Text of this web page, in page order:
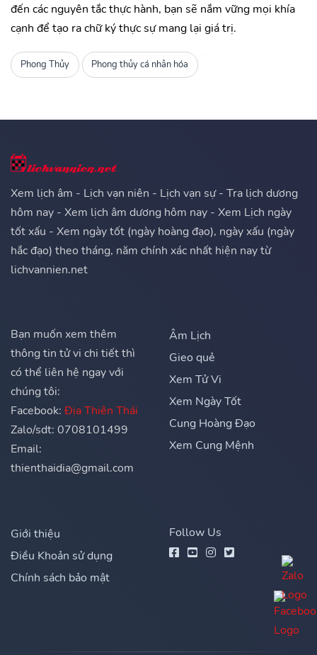
đến các nguyên tắc thực hành, bạn sẽ nắm vững mọi khía
cạnh để tạo ra chữ ký thực sự mang lại giá trị.
Phong Thủy Phong thủy cá nhân hóa
Xem lịch âm - Lịch vạn niên - Lịch vạn sự - Tra lịch dương
hôm nay - Xem lịch âm dương hôm nay - Xem Lịch ngày
tốt xấu - Xem ngày tốt (ngày hoàng đạo), ngày xấu (ngày
hắc đạo) theo tháng, năm chính xác nhất hiện nay từ
lichvannien.net
Bạn muốn xem thêm
thông tin tử vi chi tiết thì
có thể liên hệ ngay với
chúng tôi:
Facebook: Địa Thiên Thái
Zalo/sdt: 0708101499
Email:
thienthaidia@gmail.com
Âm Lịch
Gieo quẻ
Xem Tử Vi
Xem Ngày Tốt
Cung Hoàng Đạo
Xem Cung Mệnh
Giới thiệu
Điều Khoản sử dụng
Chính sách bảo mật
Follow Us